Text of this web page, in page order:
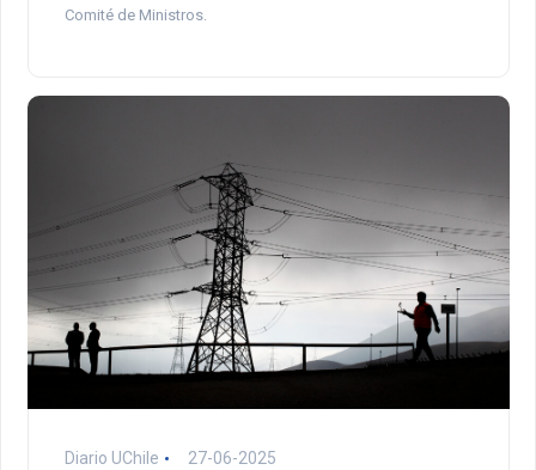
Comité de Ministros.
Diario UChile 27-06-2025